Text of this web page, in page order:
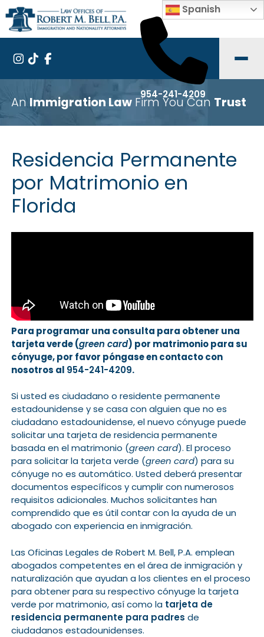
954-241-4209
Spanish
An Immigration LawFirm You Can Trust
Residencia Permanente
por Matrimonio en
Florida
Para programar una consulta para obtener una
tarjeta verde (green card) por matrimonio para su
cónyuge, por favor póngase en contacto con
nosotros al 954-241-4209.
Si usted es ciudadano o residente permanente
estadounidense y se casa con alguien que no es
ciudadano estadounidense, el nuevo cónyuge puede
solicitar una tarjeta de residencia permanente
basada en el matrimonio (green card). El proceso
para solicitar la tarjeta verde (green card) para su
cónyuge no es automático. Usted deberá presentar
documentos específicos y cumplir con numerosos
requisitos adicionales. Muchos solicitantes han
comprendido que es útil contar con la ayuda de un
abogado con experiencia en inmigración.
Las Oficinas Legales de Robert M. Bell, P.A. emplean
abogados competentes en el área de inmigración y
naturalización que ayudan a los clientes en el proceso
para obtener para su respectivo cónyuge la tarjeta
verde por matrimonio, así como la tarjeta de
residencia permanente para padres de
ciudadanos estadounidenses.